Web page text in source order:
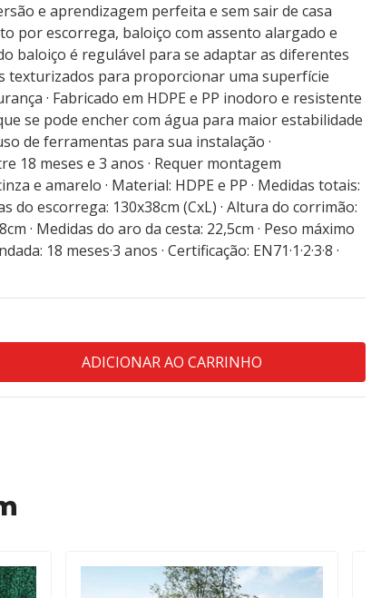
e aprendizagem perfeita e sem sair de casa
por escorrega, baloiço com assento alargado e
baloiço é regulável para se adaptar as diferentes
texturizados para proporcionar uma superfície
· Fabricado em HDPE e PP inodoro e resistente
se pode encher com água para maior estabilidade
de ferramentas para sua instalação ·
18 meses e 3 anos · Requer montagem
e amarelo · Material: HDPE e PP · Medidas totais:
do escorrega: 130x38cm (CxL) · Altura do corrimão:
· Medidas do aro da cesta: 22,5cm · Peso máximo
18 meses·3 anos · Certificação: EN71·1·2·3·8 ·